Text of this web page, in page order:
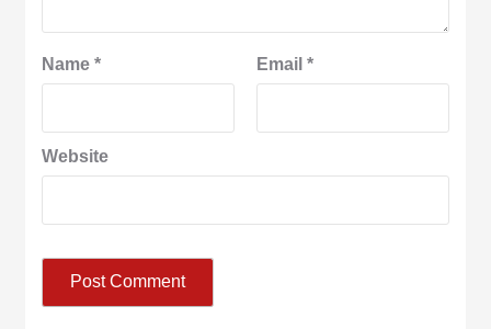
Name* Email *
Website